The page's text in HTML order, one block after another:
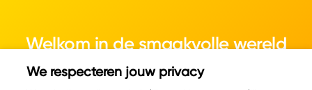
Welkom in de smaakvolle wereld
van kaas.
We respecteren jouw privacy